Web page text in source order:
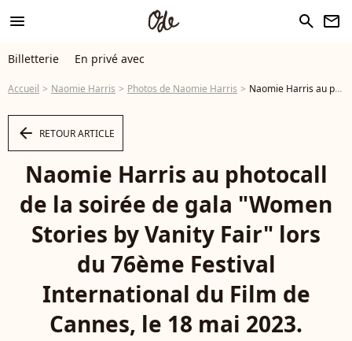
menu search newsletter
Billetterie En privé avec
Accueil Naomie Harris Photos de Naomie Harris Naomie Harris au photocall de la soirée de gala "Women Stories by Vanity Fair" lors du 76ème Festival International du Film de Cannes, le 18 mai 2023. - Photo
arrow_left RETOUR ARTICLE
Naomie Harris au photocall
de la soirée de gala "Women
Stories by Vanity Fair" lors
du 76ème Festival
International du Film de
Cannes, le 18 mai 2023.